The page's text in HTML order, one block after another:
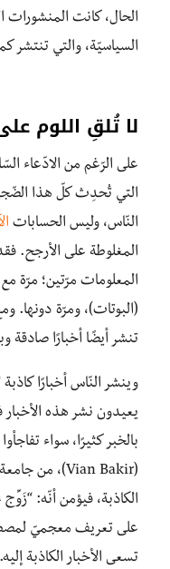
الحال، كانت المنشورات
السياسيّة، والتي تنتشر
لا تُلقِ اللوم
على الرّغم من الادّعاء
التي تُحدِث كلّ هذا
النّاس، وليس الحسابات
المغلوطة على الأرجح.
المعلومات مرّتين؛ مرّة
(البوتات)، ومرّة دونها.
تنشر أيضًا أخبارًا صادقة
وينشر النّاس أخبارًا
يعيدون نشر هذه الأخبار
بالخبر كثيرًا، سواء
الكاذبة، فيؤمن أنّه:
على تعريف معجميّ
تسعى الأخبار الكاذبة